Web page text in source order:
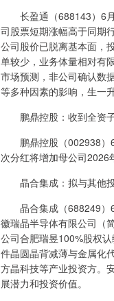
长盈通（688143）6月
司股票短期涨幅高于同期
公司股价已脱离基本面，
单较少，业务体量相对有
市场预测，非公司确认数
等多种因素的影响，生一
鹏鼎控股：收到全资
鹏鼎控股（002938）6
次分红将增加母公司2026
晶合集成：拟与其他投
晶合集成（688249）6
徽瑞晶半导体有限公司（
公司合肥瑞昱100%股权
件晶圆晶背减薄与金属化
方晶科技等产业投资方。
展潜力和投资价值。